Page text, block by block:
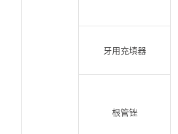
牙用充填器
根管锉